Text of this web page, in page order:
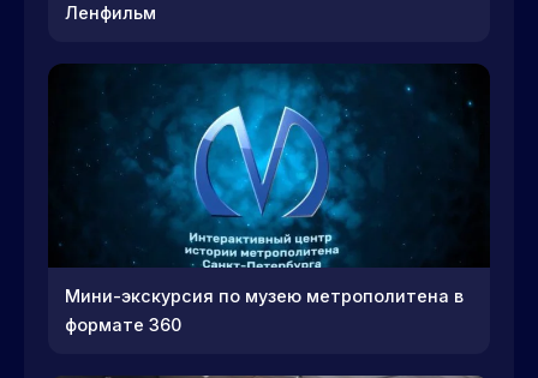
Ленфильм
Мини-экскурсия по музею метрополитена в
формате 360